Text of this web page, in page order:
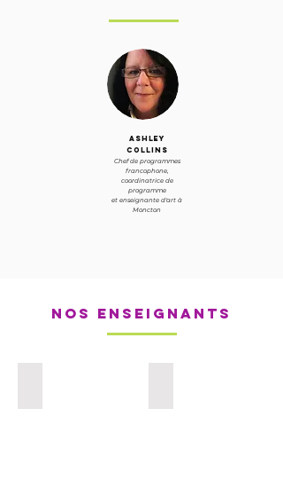
Ashley
Collins
Chef de programmes
francophone,
coordinatrice de
programme
et enseignante d'art à
Moncton
Nos enseignants